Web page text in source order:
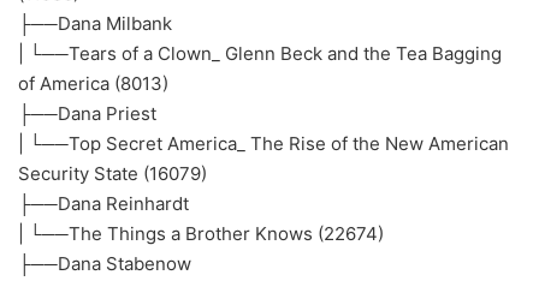
├──Dana Milbank
| └──Tears of a Clown_ Glenn Beck and the Tea Bagging
of America (8013)
├──Dana Priest
| └──Top Secret America_ The Rise of the New American
Security State (16079)
├──Dana Reinhardt
| └──The Things a Brother Knows (22674)
├──Dana Stabenow